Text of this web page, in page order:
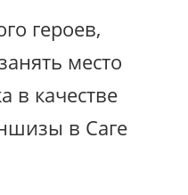
героев,
место
в качестве
в Саге